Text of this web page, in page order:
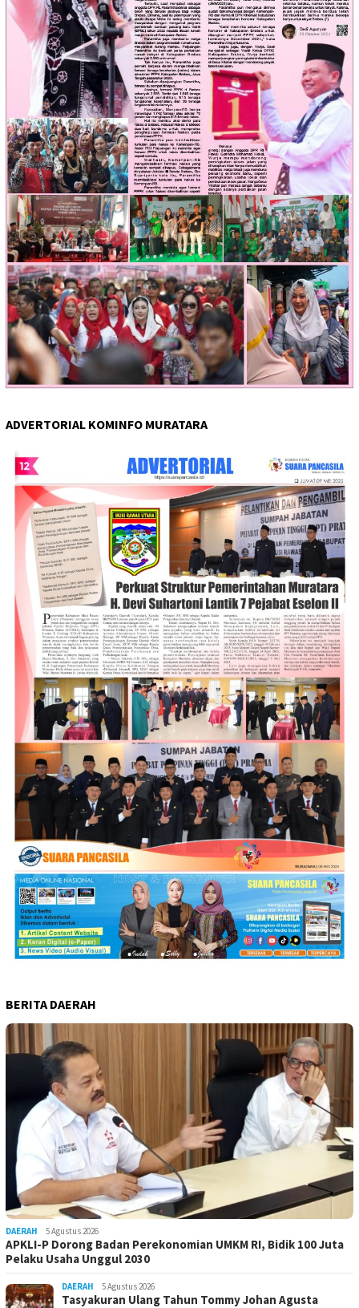
ADVERTORIAL KOMINFO MURATARA
BERITA DAERAH
DAERAH 5 Agustus 2026
APKLI-P Dorong Badan Perekonomian UMKM RI, Bidik 100 Juta
Pelaku Usaha Unggul 2030
DAERAH 5 Agustus 2026
Tasyakuran Ulang Tahun Tommy Johan Agusta